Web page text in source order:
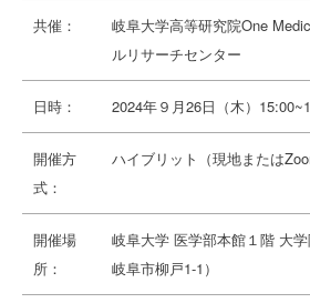
共催：
岐阜大学高等研究院One
ルリサーチセンター
日時： 2024年９月26日（木）
開催方
式：
ハイブリット（現地または
開催場
所：
岐阜大学 医学部本館１階 大
岐阜市柳戸1-1）